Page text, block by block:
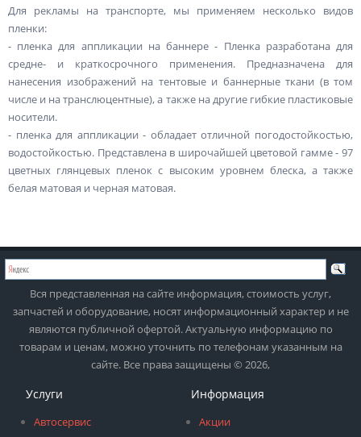
Для рекламы на транспорте, мы применяем несколько видов
пленки:
- пленка для аппликации на баннере - Пленка разработана для
средне- и краткосрочного применения. Предназначена для
нанесения изображений на тентовые и баннерные ткани (в том
числе и на транслюцентные), а также на другие гибкие пластиковые
носители.
- пленка для аппликации - обладает отличной погодостойкостью,
водостойкостью. Представлена в широчайшей цветовой гамме - 97
цветных глянцевых пленок с высоким уровнем блеска, а также
белая матовая и черная матовая.
Вся представленная на сайте информация, стоимость услуг,
запчастей и оборудование, носят информационный характер и не
являются публичной офертой. Актуальную информацию по
товарам и ценам, можно уточнить по телефонам указанным на
сайте. Все права защищены © 2026,
Услуги
Автосервис
Информация
Акции